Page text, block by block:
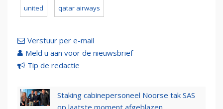
united qatar airways
Verstuur per e-mail
Meld u aan voor de nieuwsbrief
Tip de redactie
Staking cabinepersoneel Noorse tak SAS